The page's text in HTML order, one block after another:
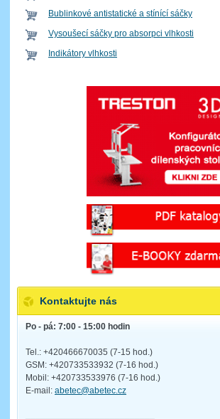
Bublinkové antistatické a stínící sáčky
Vysoušecí sáčky pro absorpci vlhkosti
Indikátory vlhkosti
Kontaktujte nás
Po - pá: 7:00 - 15:00 hodin
Tel.: +420466670035 (7-15 hod.)
GSM: +420733533932 (7-16 hod.)
Mobil: +420733533976 (7-16 hod.)
E-mail: abetec@abetec.cz